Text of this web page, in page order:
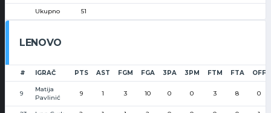
Ukupno 51
LENOVO
# IGRAČ PTS AST FGM FGA 3PA 3PM FTM FTA OFF
9
Matija
Pavlinić
9 1 3 10 0 0 3 8 0